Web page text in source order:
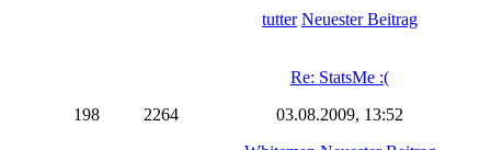
tutter Neuester Beitrag
198 2264
Re: StatsMe :(
03.08.2009, 13:52